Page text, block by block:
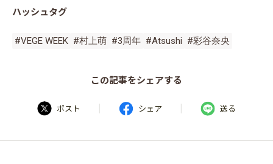
ハッシュタグ
#VEGE WEEK #村上萌 #3周年 #Atsushi #彩谷奈央
この記事をシェアする
ポスト | シェア | 送る